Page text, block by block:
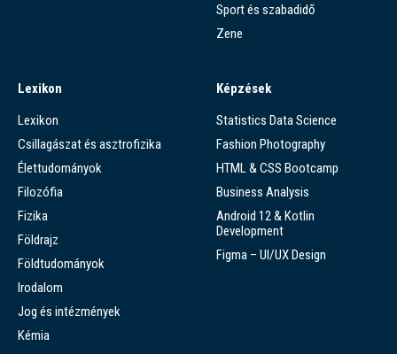
Sport és szabadidő
Zene
Lexikon
Lexikon
Csillagászat és asztrofizika
Élettudományok
Filozófia
Fizika
Földrajz
Földtudományok
Irodalom
Jog és intézmények
Kémia
Képzések
Statistics Data Science
Fashion Photography
HTML & CSS Bootcamp
Business Analysis
Android 12 & Kotlin
Development
Figma – UI/UX Design